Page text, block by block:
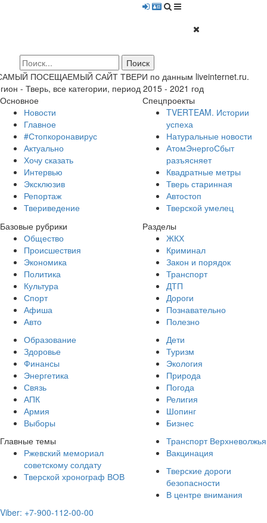
ПОСЕЩАЕМЫЙ САЙТ ТВЕРИ по данным liveinternet.ru.
- Тверь, все категории, период 2015 - 2021 год
Основное
Новости
Главное
#Стопкоронавирус
Актуально
Хочу сказать
Интервью
Эксклюзив
Репортаж
Твериведение
Спецпроекты
TVERTEAM. Истории
успеха
Натуральные новости
АтомЭнергоСбыт
разъясняет
Квадратные метры
Тверь старинная
Автостоп
Тверской умелец
Базовые рубрики
Общество
Происшествия
Экономика
Политика
Культура
Спорт
Афиша
Авто
Разделы
ЖКХ
Криминал
Закон и порядок
Транспорт
ДТП
Дороги
Познавательно
Полезно
Образование
Здоровье
Финансы
Энергетика
Связь
АПК
Армия
Выборы
Дети
Туризм
Экология
Природа
Погода
Религия
Шопинг
Бизнес
Главные темы
Ржевский мемориал
советскому солдату
Тверской хронограф ВОВ
Транспорт Верхневолжья
Вакцинация
Тверские дороги
безопасности
В центре внимания
Viber: +7-900-112-00-00